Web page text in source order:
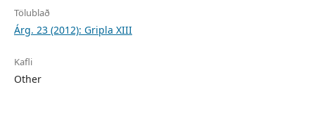
Tölublað
Árg. 23 (2012): Gripla XIII
Kafli
Other